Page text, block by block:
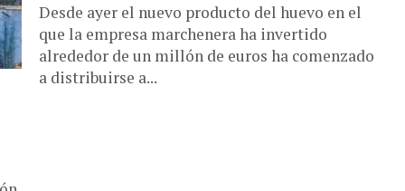
Desde ayer el nuevo producto del huevo en el
que la empresa marchenera ha invertido
alrededor de un millón de euros ha comenzado
a distribuirse a...